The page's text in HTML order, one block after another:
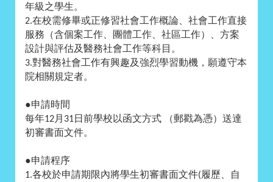
年級之學生。
2.在校需修畢或正修習社會工作概論、社會工作直接
服務（含個案工作、團體工作、社區工作）、方案
設計與評估及醫務社會工作等科目。
3.對醫務社會工作有興趣及強烈學習動機，願遵守本
院相關規定者。
●申請時間
每年12月 31日前學校以函文方式 （郵戳為憑） 送達
初審書面文件。
●申請程序
1.各校於申請期限內將學生初審書面文件(履歷、自